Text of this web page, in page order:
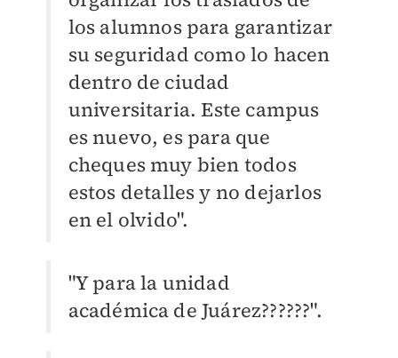
los alumnos para garantizar
su seguridad como lo hacen
dentro de ciudad
universitaria. Este campus
es nuevo, es para que
cheques muy bien todos
estos detalles y no dejarlos
en el olvido".
"Y para la unidad
académica de Juárez??????".